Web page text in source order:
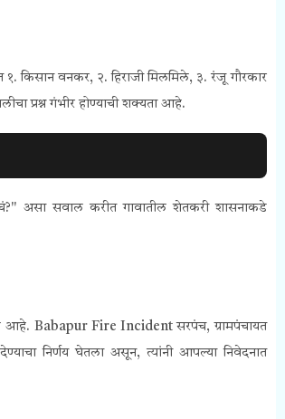
किसान वनकर, २. हिराजी मिलमिले, ३. रंजू गौरकार
प्रश्न गंभीर होण्याची शक्यता आहे.
असा सवाल करीत गावातील शेतकरी शासनाकडे
आहे. Babapur Fire Incident सरपंच, ग्रामपंचायत
देण्याचा निर्णय घेतला असून, त्यांनी आपल्या निवेदनात